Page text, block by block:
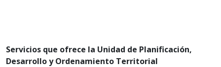
Servicios que ofrece la Unidad de Planificación,
Desarrollo y Ordenamiento Territorial